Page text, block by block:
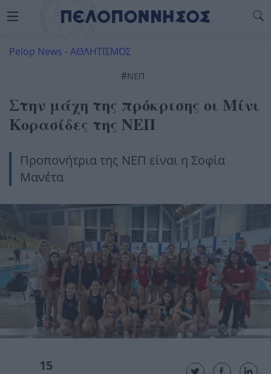
Pelop News -ΑΘΛΗΤΙΣΜΟΣ
#ΝΕΠ
Στην μάχη της πρόκρισης οι Μίνι
Κορασίδες της ΝΕΠ
Προπονήτρια της ΝΕΠ είναι η Σοφία
Μανέτα
15